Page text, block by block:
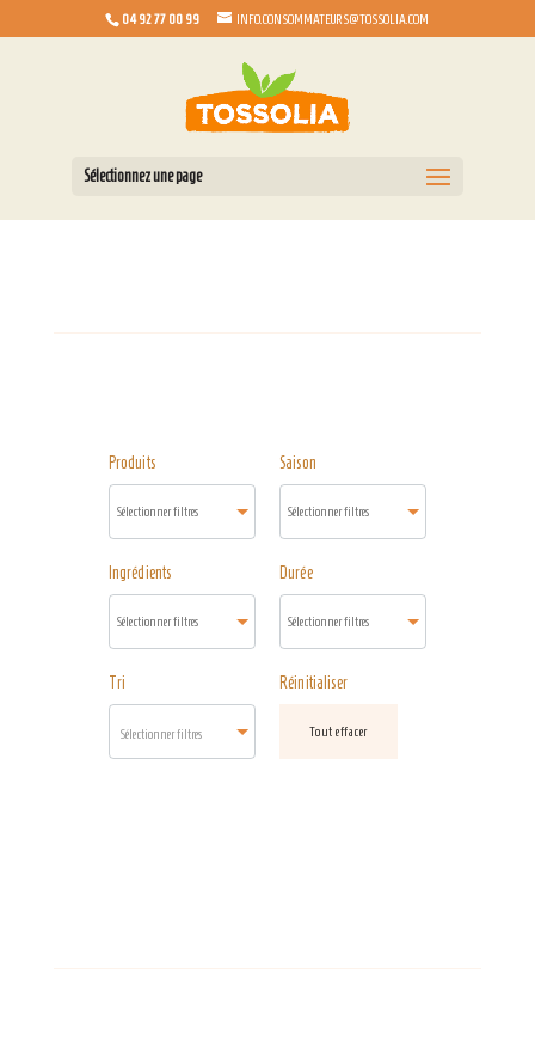
04 92 77 00 99 INFO.CONSOMMATEURS@TOSSOLIA.COM
Sélectionnez une page
Produits Saison
Ingrédients Durée
Tri
Sélectionner filtres
Réinitialiser
Tout effacer